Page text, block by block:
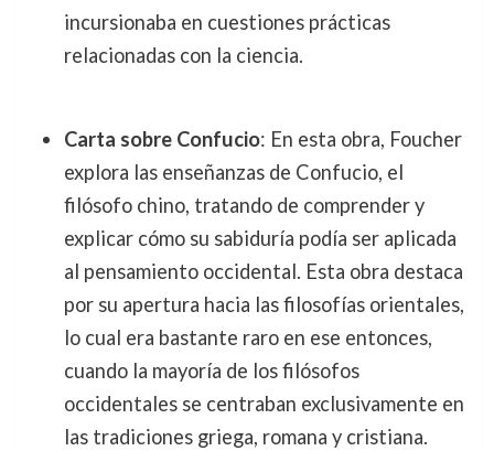
incursionaba en cuestiones prácticas
relacionadas con la ciencia.
Carta sobre Confucio: En esta obra, Foucher
explora las enseñanzas de Confucio, el
filósofo chino, tratando de comprender y
explicar cómo su sabiduría podía ser aplicada
al pensamiento occidental. Esta obra destaca
por su apertura hacia las filosofías orientales,
lo cual era bastante raro en ese entonces,
cuando la mayoría de los filósofos
occidentales se centraban exclusivamente en
las tradiciones griega, romana y cristiana.